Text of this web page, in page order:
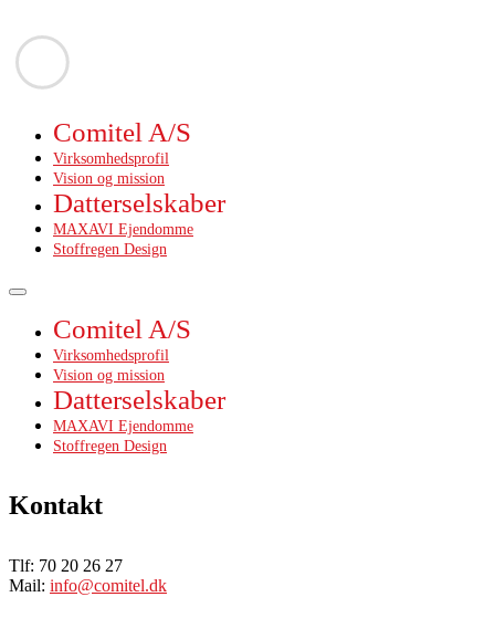
content
Comitel A/S
Virksomhedsprofil
Vision og mission
Datterselskaber
MAXAVI Ejendomme
Stoffregen Design
Toggle
Comitel A/S
Virksomhedsprofil
Vision og mission
Datterselskaber
MAXAVI Ejendomme
Stoffregen Design
Kontakt
Tlf: 70 20 26 27
Mail: info@comitel.dk